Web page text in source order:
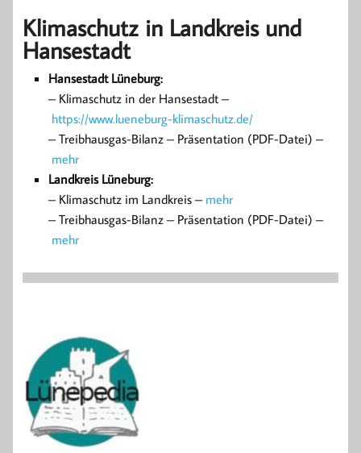
Klimaschutz in Landkreis und
Hansestadt
Hansestadt Lüneburg:
– Klimaschutz in der Hansestadt –
https://www.lueneburg-klimaschutz.de/
– Treibhausgas-Bilanz – Präsentation (PDF-Datei) –
mehr
Landkreis Lüneburg:
– Klimaschutz im Landkreis – mehr
– Treibhausgas-Bilanz – Präsentation (PDF-Datei) –
mehr